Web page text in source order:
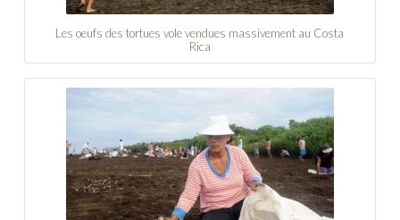
Les oeufs des tortues vole vendues massivement au Costa
Rica